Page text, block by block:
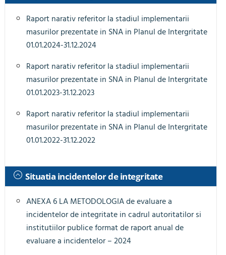
Raport narativ referitor la stadiul implementarii
masurilor prezentate in SNA in Planul de Intergritate
01.01.2024-31.12.2024
Raport narativ referitor la stadiul implementarii
masurilor prezentate in SNA in Planul de Intergritate
01.01.2023-31.12.2023
Raport narativ referitor la stadiul implementarii
masurilor prezentate in SNA in Planul de Intergritate
01.01.2022-31.12.2022
Situatia incidentelor de integritate
ANEXA 6 LA METODOLOGIA de evaluare a
incidentelor de integritate in cadrul autoritatilor si
institutiilor publice format de raport anual de
evaluare a incidentelor – 2024